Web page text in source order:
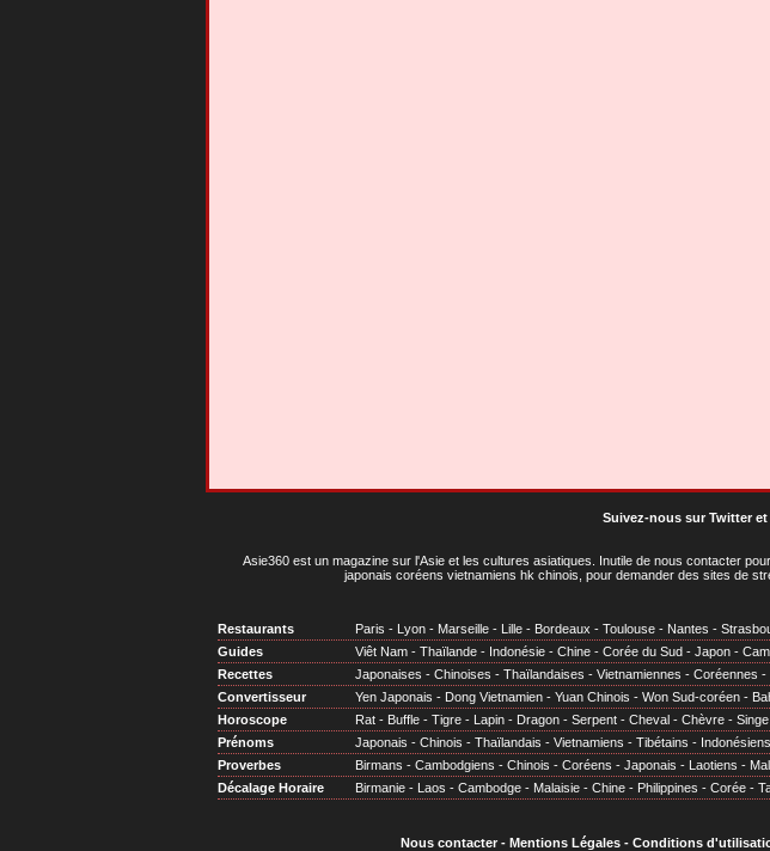
Suivez-nous sur Twitteret
Asie360 est un magazine sur l'Asie et les cultures asiatiques . Inutile de nous contacter
japonais coréens vietnamiens hk chinois, pour demander des sites de
Restaurants Paris - Lyon - Marseille - Lille - Bordeaux - Toulouse - Nantes -
Guides
Viêt Nam - Thaïlande - Indonésie - Chine - Corée du Sud - Japon -
Recettes
Japonaises - Chinoises - Thaïlandaises - Vietnamiennes - Coréennes -
Convertisseur
Yen Japonais - Dong Vietnamien - Yuan Chinois - Won Sud-coréen -
Horoscope
Rat - Buffle - Tigre - Lapin - Dragon - Serpent - Cheval - Chèvre - Singe
Prénoms
Japonais - Chinois - Thaïlandais - Vietnamiens - Tibétains - Indonésiens
Proverbes
Birmans - Cambodgiens - Chinois - Coréens - Japonais - Laotiens -
Décalage Horaire
Birmanie - Laos - Cambodge - Malaisie - Chine - Philippines - Corée -
Nous contacter- Mentions Légales- Conditions